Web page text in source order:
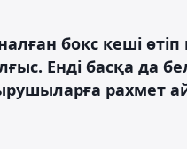
бокс кеші өтіп
Енді басқа да
рахмет